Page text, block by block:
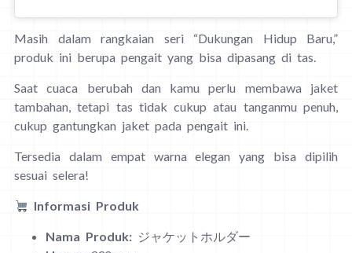
Masih dalam rangkaian seri “Dukungan Hidup Baru,”
produk ini berupa pengait yang bisa dipasang di tas.
Saat cuaca berubah dan kamu perlu membawa jaket
tambahan, tetapi tas tidak cukup atau tanganmu penuh,
cukup gantungkan jaket pada pengait ini.
Tersedia dalam empat warna elegan yang bisa dipilih
sesuai selera!
Informasi Produk
Nama Produk: ジャケットホルダー